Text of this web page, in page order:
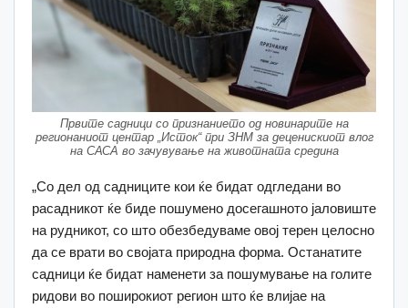
Првите садници со признанието од новинарите на
регионаниот центар „Исток“ при ЗНМ за деценискиот влог
на САСА во зачувување на животната средина
„Со дел од садниците кои ќе бидат одгледани во
расадникот ќе биде пошумено досегашното јаловиште
на рудникот, со што обезбедуваме овој терен целосно
да се врати во својата природна форма. Останатите
садници ќе бидат наменети за пошумување на голите
ридови во поширокиот регион што ќе влијае на